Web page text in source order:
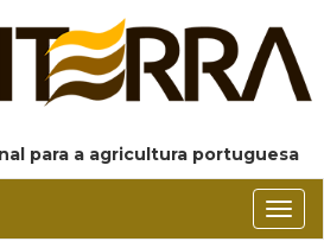
para a agricultura portuguesa